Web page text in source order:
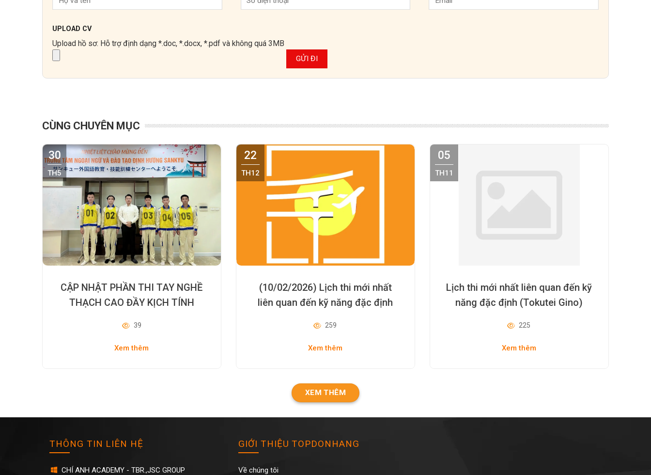
UPLOAD CV
Upload hồ sơ: Hỗ trợ định dạng *.doc, *.docx, *.pdf và không quá 3MB
CÙNG CHUYÊN MỤC
30
TH5
CẬP NHẬT PHẦN THI TAY NGHỀ
THẠCH CAO ĐẦY KỊCH TÍNH
39
Xem thêm
22
TH12
(10/02/2026) Lịch thi mới nhất
liên quan đến kỹ năng đặc định
259
Xem thêm
05
TH11
Lịch thi mới nhất liên quan đến kỹ
năng đặc định (Tokutei Gino)
225
Xem thêm
XEM THÊM
THÔNG TIN LIÊN HỆ
CHÍ ANH ACADEMY - TBR.,JSC GROUP
GIỚI THIỆU TOPDONHANG
Về chúng tôi